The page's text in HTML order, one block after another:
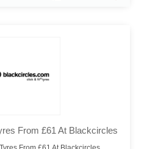
From £61 At Blackcircles